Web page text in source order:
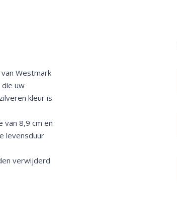
Westmark
uw
kleur is
van 8,9 cm en
levensduur
verwijderd